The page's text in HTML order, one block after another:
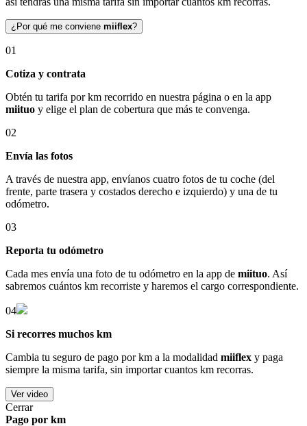
¿Por qué me conviene miiflex?
01
Cotiza y contrata
Obtén tu tarifa por km recorrido en nuestra página o en la app
miituo y elige el plan de cobertura que más te convenga.
02
Envía las fotos
A través de nuestra app, envíanos cuatro fotos de tu coche (del
frente, parte trasera y costados derecho e izquierdo) y una de tu
odómetro.
03
Reporta tu odómetro
Cada mes envía una foto de tu odómetro en la app de miituo. Así
sabremos cuántos km recorriste y haremos el cargo correspondiente.
04
Si recorres muchos km
Cambia tu seguro de pago por km a la modalidad miiflex y paga
siempre la misma tarifa, sin importar cuantos km recorras.
Ver video
Cerrar
Pago por km